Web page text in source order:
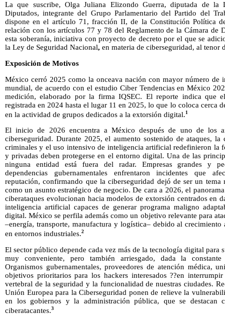
La que suscribe, Olga Juliana Elizondo Guerra, diputada de
Diputados, integrante del Grupo Parlamentario del Partido del
dispone en el artículo 71, fracción II, de la Constitución Política
relación con los artículos 77 y 78 del Reglamento de la Cámara de
esta soberanía, iniciativa con proyecto de decreto por el que se
la Ley de Seguridad Nacional, en materia de ciberseguridad, al tenor
Exposición de Motivos
México cerró 2025 como la onceava nación con mayor número de
mundial, de acuerdo con el estudio Ciber Tendencias en México
medición, elaborado por la firma IQSEC. El reporte indica que
registrada en 2024 hasta el lugar 11 en 2025, lo que lo coloca cerca
en la actividad de grupos dedicados a la extorsión digital.1
El inicio de 2026 encuentra a México después de uno de los
ciberseguridad. Durante 2025, el aumento sostenido de ataques, la
criminales y el uso intensivo de inteligencia artificial redefinieron la
y privadas deben protegerse en el entorno digital. Una de las
ninguna entidad está fuera del radar. Empresas grandes y
dependencias gubernamentales enfrentaron incidentes que
reputación, confirmando que la ciberseguridad dejó de ser un tema
como un asunto estratégico de negocio. De cara a 2026, el
ciberataques evolucionan hacia modelos de extorsión centrados en
inteligencia artificial capaces de generar programa maligno
digital. México se perfila además como un objetivo relevante para
–energía, transporte, manufactura y logística– debido al crecimiento
en entornos industriales.2
El sector público depende cada vez más de la tecnología digital para
muy conveniente, pero también arriesgado, dada la
Organismos gubernamentales, proveedores de atención médica,
objetivos prioritarios para los hackers interesados ??en
vertebral de la seguridad y la funcionalidad de nuestras ciudades.
Unión Europea para la Ciberseguridad ponen de relieve la
en los gobiernos y la administración pública, que se destacan
ciberatacantes.3